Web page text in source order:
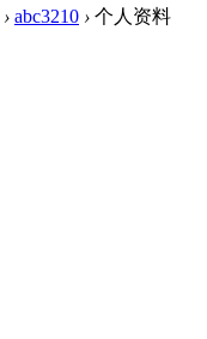
› abc3210 › 个人资料